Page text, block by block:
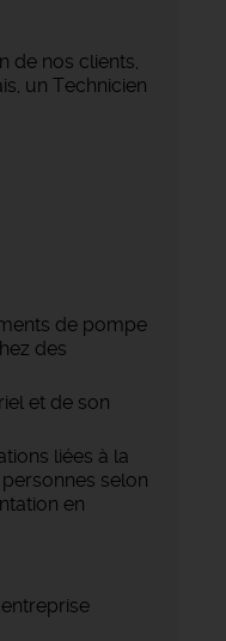
de nos clients,
un Technicien
de pompe
des
et de son
liées à la
selon
en